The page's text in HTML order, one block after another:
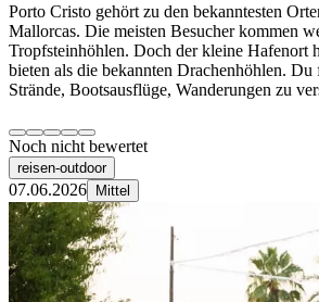
Porto Cristo gehört zu den bekanntesten
Mallorcas. Die meisten Besucher kommen
Tropfsteinhöhlen. Doch der kleine Hafenort
bieten als die bekannten Drachenhöhlen. Du
Strände, Bootsausflüge, Wanderungen zu
Noch nicht bewertet
reisen-outdoor
07.06.2026 Mittel